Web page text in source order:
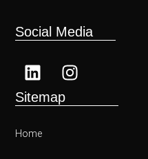
Social Media
Sitemap
Home